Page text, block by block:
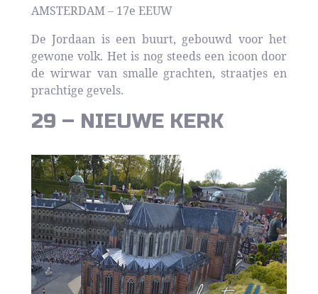
AMSTERDAM – 17e EEUW
De Jordaan is een buurt, gebouwd voor het
gewone volk. Het is nog steeds een icoon door
de wirwar van smalle grachten, straatjes en
prachtige gevels.
29 – NIEUWE KERK